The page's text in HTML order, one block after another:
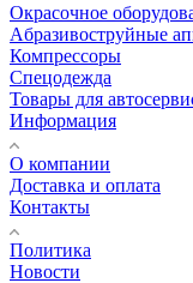
Окрасочное
Aбразивоструйные
Компрессоры
Спецодежда
Товары для
Информация
О компании
Доставка и оплата
Контакты
Политика
Новости